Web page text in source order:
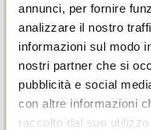
annunci, per fornire
analizzare il nostro
informazioni sul modo
nostri partner che si
pubblicità e social
con altre informazioni
raccolto dal suo utilizzo
ESTENSIONE
aggiuntiva per il
garanzia legale di
garanzia copre
a guasti su
elettronici.